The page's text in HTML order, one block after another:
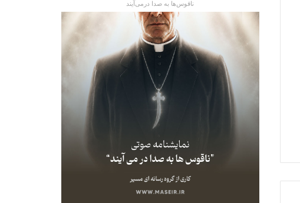
ناقوس‌ها به صدا در‌می‌آیند